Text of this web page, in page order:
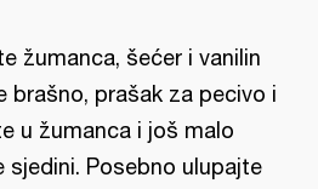
žumanca, šećer i vanilin
brašno, prašak za pecivo i
u žumanca i još malo
sjedini. Posebno ulupajte